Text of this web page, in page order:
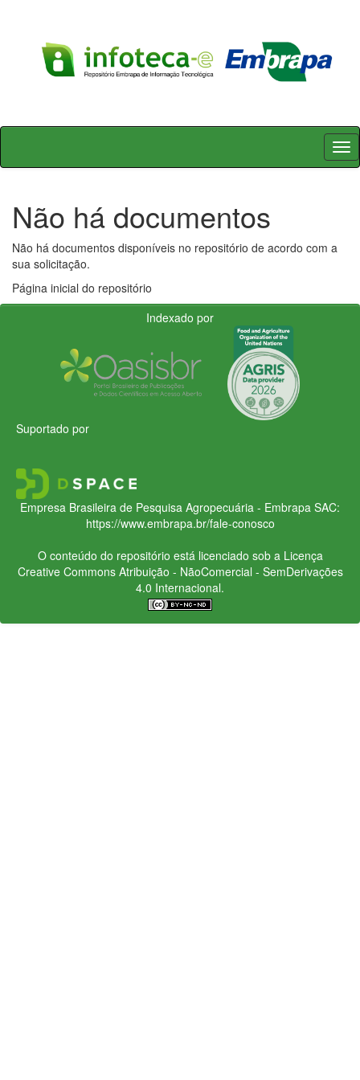
Skip
Não há documentos
Não há documentos disponíveis no repositório de acordo com a
sua solicitação.
Página inicial do repositório
Indexado por
Suportado por
Empresa Brasileira de Pesquisa Agropecuária - Embrapa SAC:
https://www.embrapa.br/fale-conosco
O conteúdo do repositório está licenciado sob a Licença
Creative CommonsAtribuição - NãoComercial - SemDerivações
4.0 Internacional.